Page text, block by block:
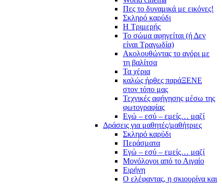
Πες το δυναμικά με εικόνες!
Σκληρό καρύδι
Η Τριμερής
Το σώμα αφηγείται (ή Δεν
είναι Τραγωδία)
Ακολουθώντας το αγόρι με
τη βαλίτσα
Τα χέρια
καλώς ήρθες παράΞΕΝΕ
στον τόπο μας
Τεχνικές αφήγησης μέσω της
φωτογραφίας
Εγώ – εσύ – εμείς… μαζί
Δράσεις για μαθητές/μαθήτριες
Σκληρό καρύδι
Περάσματα
Εγώ – εσύ – εμείς… μαζί
Μονόλογοι από το Αιγαίο
Ειρήνη
Ο ελέφαντας, η σκιουρίνα και